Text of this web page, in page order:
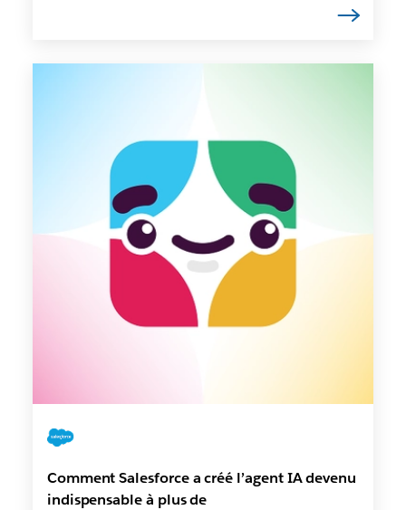
Comment Salesforce a créé l’agent IA devenu
indispensable à plus de